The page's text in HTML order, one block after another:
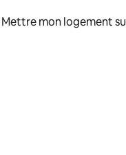
Mettre mon logement